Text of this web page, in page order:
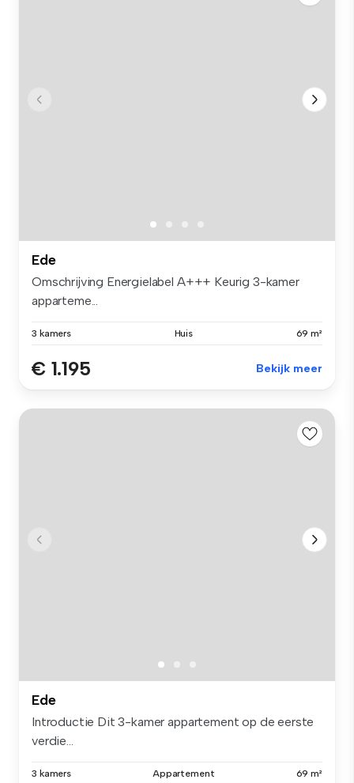
Ede
Omschrijving Energielabel A+++ Keurig 3-kamer
apparteme...
3 kamers Huis 69 m²
€ 1.195 Bekijk meer
Ede
Introductie Dit 3-kamer appartement op de eerste
verdie...
3 kamers Appartement 69 m²